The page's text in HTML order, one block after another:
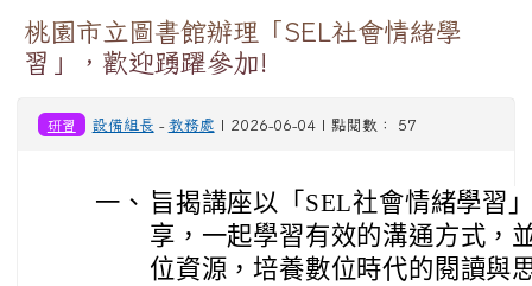
桃園市立圖書館辦理「SEL社會情緒學
習」，歡迎踴躍參加!
研習 設備組長 - 教務處 | 2026-06-04 | 點閱數： 57
一、 旨揭講座以「SEL社會情緒學習
享，一起學習有效的溝通方式，
位資源，培養數位時代的閱讀與